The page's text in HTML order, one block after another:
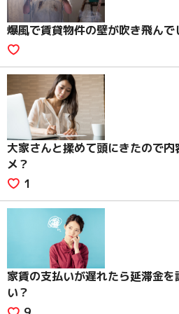
爆風で賃貸物件の壁が吹き飛ん
大家さんと揉めて頭にきたので
メ？
1
家賃の支払いが遅れたら延滞金
い？